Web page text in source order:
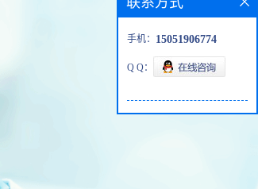
手机： 15051906774
Q Q：